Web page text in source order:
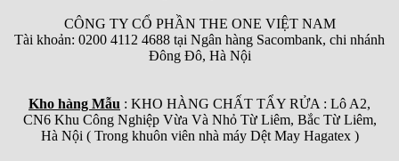
CÔNG TY CỔ PHẦN THE ONE VIỆT NAM
Tài khoản: 0200 4112 4688 tại Ngân hàng Sacombank, chi nhánh
Đông Đô, Hà Nội
Kho hàng Mẫu : KHO HÀNG CHẤT TẨY RỬA : Lô A2,
CN6 Khu Công Nghiệp Vừa Và Nhỏ Từ Liêm, Bắc Từ Liêm,
Hà Nội ( Trong khuôn viên nhà máy Dệt May Hagatex )